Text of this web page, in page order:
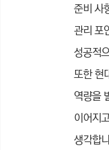
준비 사
관리 포
성공적
또한 현
역량을
이어지
생각합